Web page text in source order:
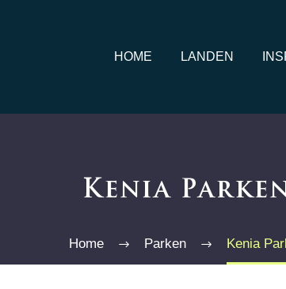
HOME LANDEN
Kenia
Home Parken Kenia